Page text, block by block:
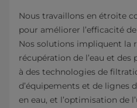
Nous travaillons en étroite
pour améliorer l’efficacité
Nos solutions impliquent la
récupération de l’eau et
à des technologies de
d’équipements et de lignes
en eau, et l’optimisation de